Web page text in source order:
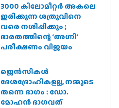
3000 കിലോമീറ്റർ അകലെ
ഇരിക്കുന്ന ശത്രുവിനെ
വരെ നശിപ്പിക്കും ;
ഭാരതത്തിന്റെ ‘അഗ്നി’
പരീക്ഷണം വിജയം
ജെന്‍സികള്‍
ദേശദ്രോഹികളല്ല, നമ്മുടെ
തന്നെ ഭാഗം : ഡോ.
മോഹന്‍ ഭാഗവത്